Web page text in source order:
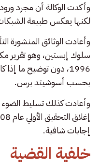
وأكدت الوكالة أن مجرد
لكنها يعكس طبيعة
وأعادت الوثائق المنشورة
سلوك إبستين، وهو تقرير
1996، دون توضيح ما
بحسب أسوشيتد برس.
وأعادت كذلك تسليط
إجابات شافية.
خلفية القضية